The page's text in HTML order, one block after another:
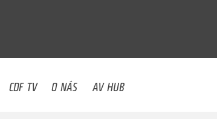
CDF TV O NÁS AV HUB